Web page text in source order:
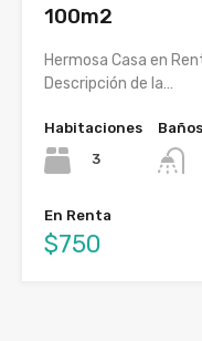
100m2
Hermosa Casa en
Descripción de la…
Habitaciones
3
Baños
En Renta
$750